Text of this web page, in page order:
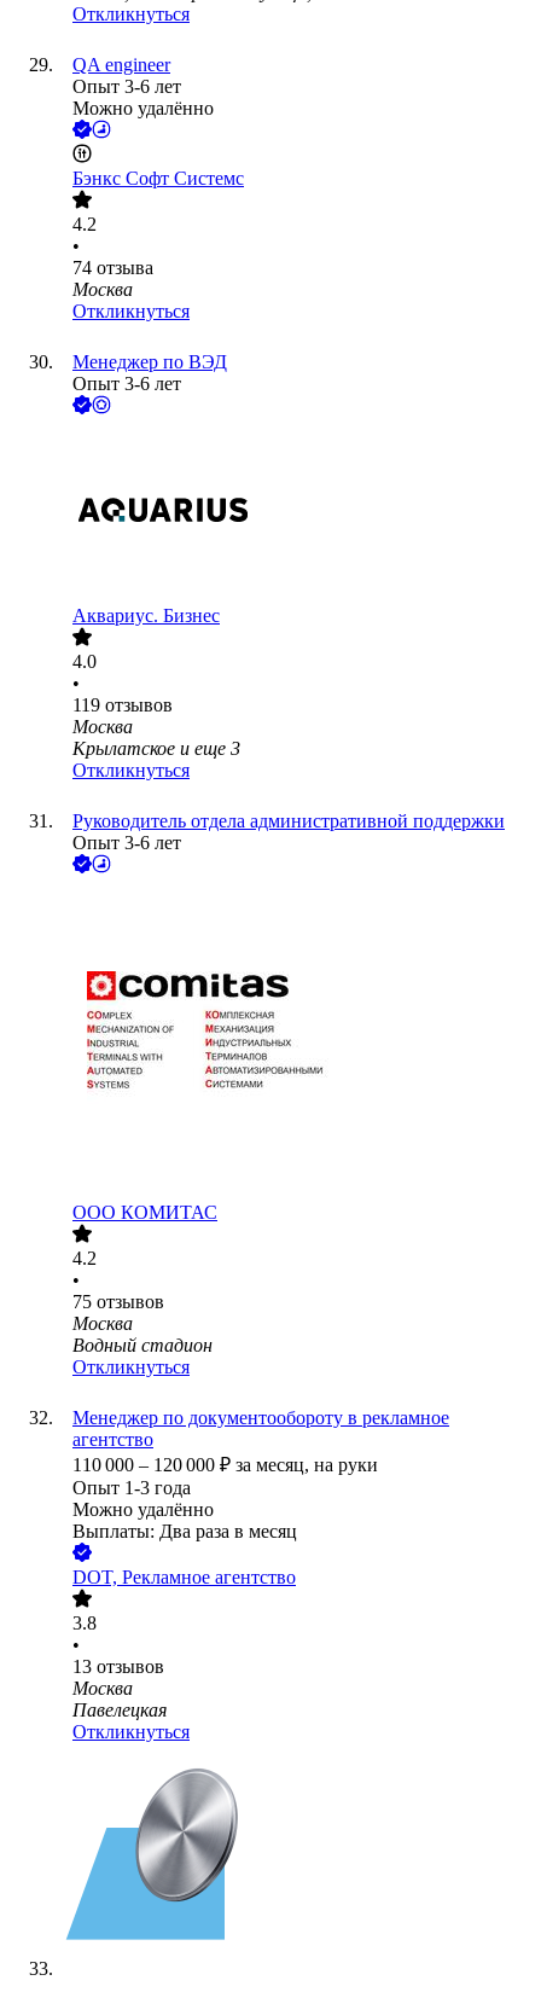
Откликнуться
QA engineer
Опыт 3-6 лет
Можно удалённо
Бэнкс Софт Системс
4.2
•
74 отзыва
Москва
Откликнуться
Менеджер по ВЭД
Опыт 3-6 лет
Аквариус. Бизнес
4.0
•
119 отзывов
Москва
Крылатское и еще 3
Откликнуться
Руководитель отдела административной поддержки
Опыт 3-6 лет
ООО КОМИТАС
4.2
•
75 отзывов
Москва
Водный стадион
Откликнуться
Менеджер по документообороту в рекламное
агентство
110 000 – 120 000 ₽ за месяц, на руки
Опыт 1-3 года
Можно удалённо
Выплаты: Два раза в месяц
DOT, Рекламное агентство
3.8
•
13 отзывов
Москва
Павелецкая
Откликнуться